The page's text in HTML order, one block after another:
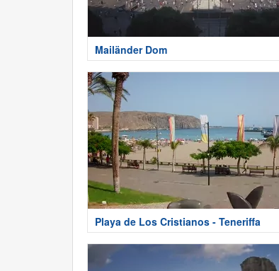
Mailänder Dom
Playa de Los Cristianos - Teneriffa